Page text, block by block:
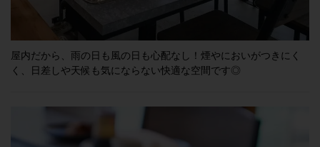
屋内だから、雨の日も風の日も心配なし！煙やにおいがつきにく
く、日差しや天候も気にならない快適な空間です◎